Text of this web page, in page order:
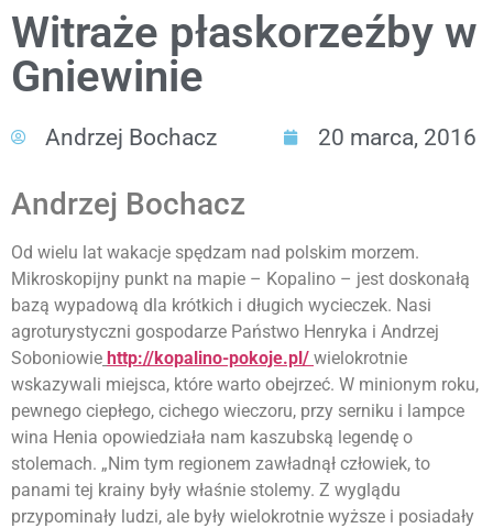
Witraże płaskorzeźby w
Gniewinie
Andrzej Bochacz 20 marca, 2016
Andrzej Bochacz
Od wielu lat wakacje spędzam nad polskim morzem.
Mikroskopijny punkt na mapie – Kopalino – jest doskonałą
bazą wypadową dla krótkich i długich wycieczek. Nasi
agroturystyczni gospodarze Państwo Henryka i Andrzej
Soboniowie http://kopalino-pokoje.pl/ wielokrotnie
wskazywali miejsca, które warto obejrzeć. W minionym roku,
pewnego ciepłego, cichego wieczoru, przy serniku i lampce
wina Henia opowiedziała nam kaszubską legendę o
stolemach. „Nim tym regionem zawładnął człowiek, to
panami tej krainy były właśnie stolemy. Z wyglądu
przypominały ludzi, ale były wielokrotnie wyższe i posiadały